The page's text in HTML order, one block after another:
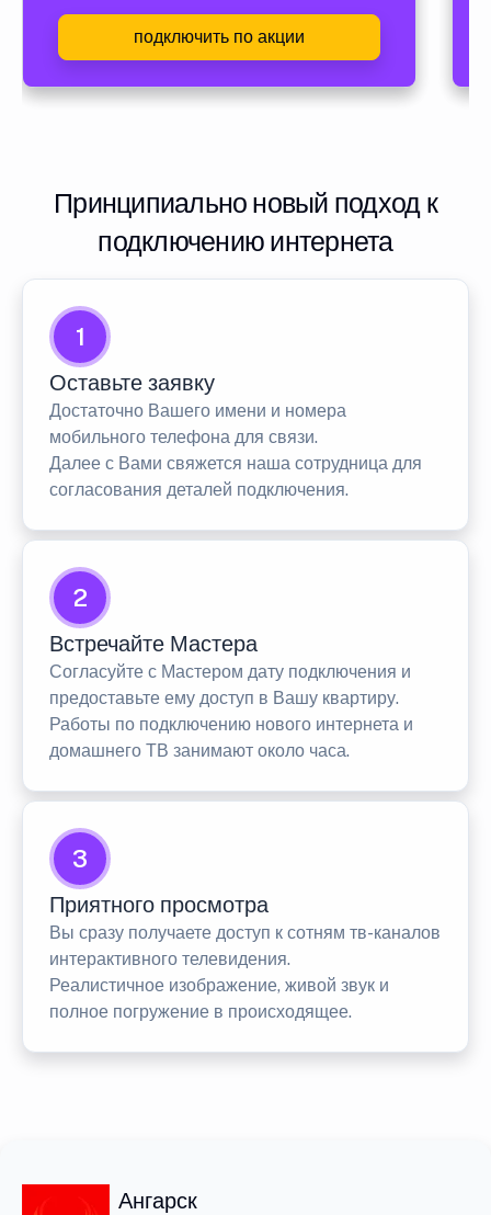
подключить по акции
Принципиально новый подход к
подключению интернета
1
Оставьте заявку
Достаточно Вашего имени и номера
мобильного телефона для связи.
Далее с Вами свяжется наша сотрудница для
согласования деталей подключения.
2
Встречайте Мастера
Согласуйте с Мастером дату подключения и
предоставьте ему доступ в Вашу квартиру.
Работы по подключению нового интернета и
домашнего ТВ занимают около часа.
3
Приятного просмотра
Вы сразу получаете доступ к сотням тв-каналов
интерактивного телевидения.
Реалистичное изображение, живой звук и
полное погружение в происходящее.
Ангарск